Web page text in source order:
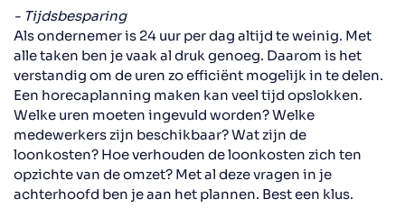
- Tijdsbesparing
Als ondernemeris 24 uur per dag altijd te weinig. Met
alle taken ben je vaak al druk genoeg. Daarom is het
verstandig om de uren zo efficiënt mogelijk in te delen.
Een horecaplanning maken kan veel tijd opslokken.
Welke uren moeten ingevuld worden? Welke
medewerkers zijn beschikbaar? Wat zijn de
loonkosten? Hoe verhouden de loonkosten zich ten
opzichtevan de omzet? Met al deze vragen in je
achterhoofd ben je aan het plannen. Best een klus.